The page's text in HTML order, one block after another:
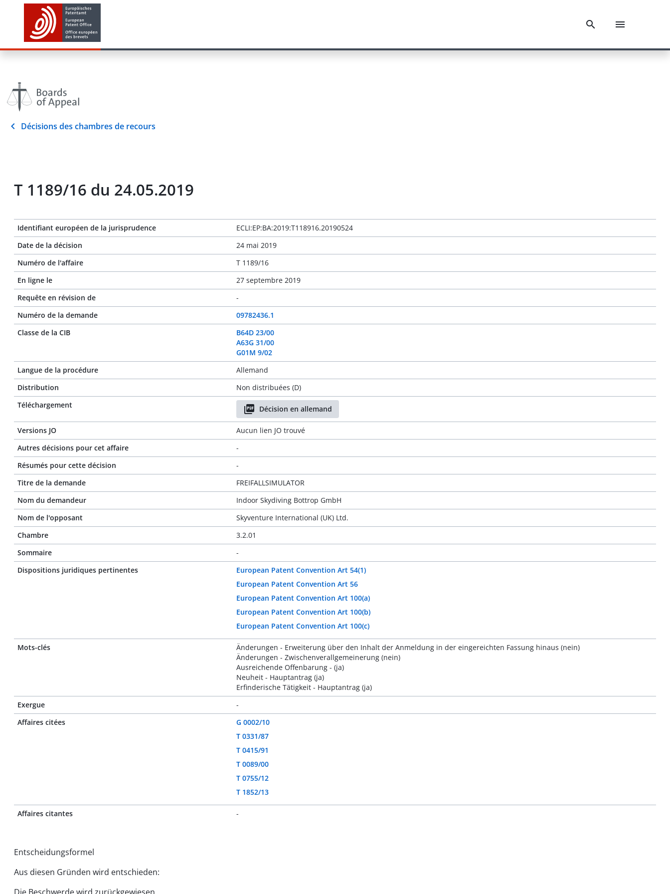
Décisions des chambres de recours
T 1189/16 du 24.05.2019
Identifiant européen de la jurisprudence
ECLI:EP:BA:2019:T118916.20190524
Date de la décision
24 mai 2019
Numéro de l'affaire
T 1189/16
En ligne le
27 septembre 2019
Requête en révision de
-
Numéro de la demande
09782436.1
Classe de la CIB
B64D 23/00
A63G 31/00
G01M 9/02
Langue de la procédure
Allemand
Distribution
Non distribuées (D)
Téléchargement
Décision en allemand
Versions JO
Aucun lien JO trouvé
Autres décisions pour cet affaire
-
Résumés pour cette décision
-
Titre de la demande
FREIFALLSIMULATOR
Nom du demandeur
Indoor Skydiving Bottrop GmbH
Nom de l'opposant
Skyventure International (UK) Ltd.
Chambre
3.2.01
Sommaire
-
Dispositions juridiques pertinentes
European Patent Convention Art 54(1)
European Patent Convention Art 56
European Patent Convention Art 100(a)
European Patent Convention Art 100(b)
European Patent Convention Art 100(c)
Mots-clés
Änderungen - Erweiterung über den Inhalt der Anmeldung in der eingereichten Fassung hinaus (nein)
Änderungen - Zwischenverallgemeinerung (nein)
Ausreichende Offenbarung - (ja)
Neuheit - Hauptantrag (ja)
Erfinderische Tätigkeit - Hauptantrag (ja)
Exergue
-
Affaires citées
G 0002/10
T 0331/87
T 0415/91
T 0089/00
T 0755/12
T 1852/13
Affaires citantes -
Entscheidungsformel
Aus diesen Gründen wird entschieden: